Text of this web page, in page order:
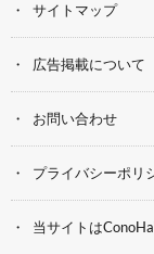
サイトマップ
広告掲載について
お問い合わせ
プライバシーポリ
当サイトは